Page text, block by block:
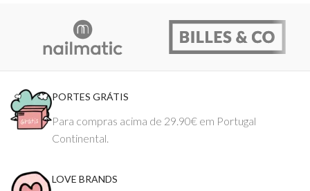
PORTES GRÁTIS
Para compras acima de 29.90€ em Portugal
Continental.
LOVE BRANDS